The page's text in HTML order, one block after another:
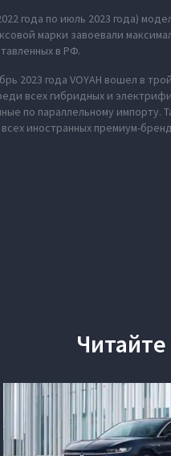
года по июль 2023 года)
марки завоевали
в РФ.
2023 года VOYAH вошел в
всех гибридных и
по параллельному импорту.
иностранных премиум-